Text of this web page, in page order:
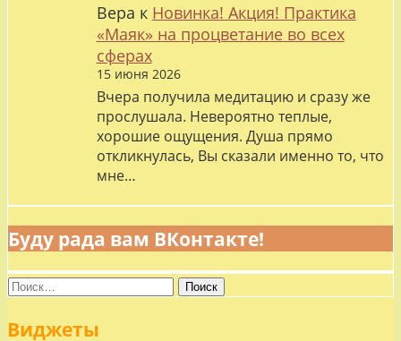
Вера к Новинка! Акция! Практика
«Маяк» на процветание во всех
сферах
15 июня 2026
Вчера получила медитацию и сразу же
прослушала. Невероятно теплые,
хорошие ощущения. Душа прямо
откликнулась, Вы сказали именно то, что
мне…
Буду рада вам ВКонтакте!
Найти:
Виджеты